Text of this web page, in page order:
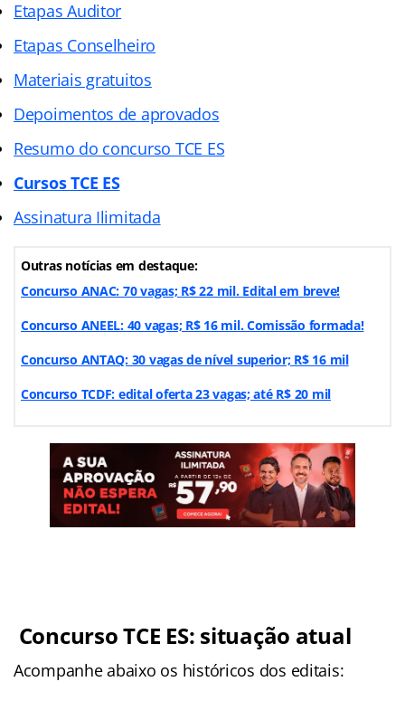
Etapas Auditor
Etapas Conselheiro
Materiais gratuitos
Depoimentos de aprovados
Resumo do concurso TCE ES
Cursos TCE ES
Assinatura Ilimitada
Outras notícias em destaque:
Concurso ANAC: 70 vagas; R$ 22 mil. Edital em breve!
Concurso ANEEL: 40 vagas; R$ 16 mil. Comissão formada!
Concurso ANTAQ: 30 vagas de nível superior; R$ 16 mil
Concurso TCDF: edital oferta 23 vagas; até R$ 20 mil
Concurso TCE ES: situação atual
Acompanhe abaixo os históricos dos editais: